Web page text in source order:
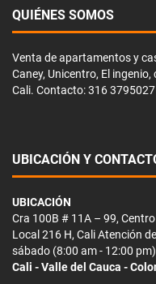
QUIÉNES SOMOS
Venta de apartamentos y
Caney, Unicentro, El
Cali. Contacto: 316 3795027
UBICACIÓN Y
UBICACIÓN
Cra 100B # 11A – 99,
Local 216 H, Cali Atención
sábado (8:00 am - 12:00
Cali - Valle del Cauca -